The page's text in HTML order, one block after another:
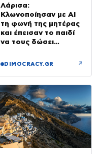
Λάρισα:
Κλωνοποίησαν με AI
τη φωνή της μητέρας
και έπεισαν το παιδί
να τους δώσει
DIMOCRACY.GR ↗